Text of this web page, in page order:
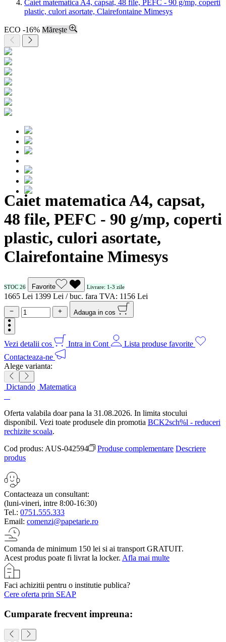
Caiet matematica A4, capsat, 48 file, PEFC - 90 g/mp, coperti
plastic, culori asortate, Clairefontaine Mimesys
ECO -16% Mărește
Caiet matematica A4, capsat,
48 file, PEFC - 90 g/mp, coperti
plastic, culori asortate,
Clairefontaine Mimesys
STOC 26 Favorite Livrare: 1-3 zile
1665 Lei 1399 Lei / buc. fara TVA: 11 56 Lei
Adauga in cos
Vezi detalii cos Intra in Cont
Lista produse favorite
Contacteaza-ne
Alege varianta:
Dictando Matematica
Oferta valabila doar pana la 31.08.2026. In limita stocului
disponibil. Vezi toate produsele din promotia BCK2sch%l - reduceri
rechizite scoala.
Cod produs: AUS-042594 Produse complementare Descriere
produs
Contacteaza un consultant:
(luni-vineri, intre 8:00-16:30)
Tel.: 0751.555.333
Email: comenzi@papetarie.ro
Comanda de minimum 150 lei si ai transport GRATUIT.
Acest produs poate fi livrat la locker. Afla mai multe
Faci achizitii pentru o institutie publica?
Cere oferta prin SEAP
Cumparate frecvent impreuna: